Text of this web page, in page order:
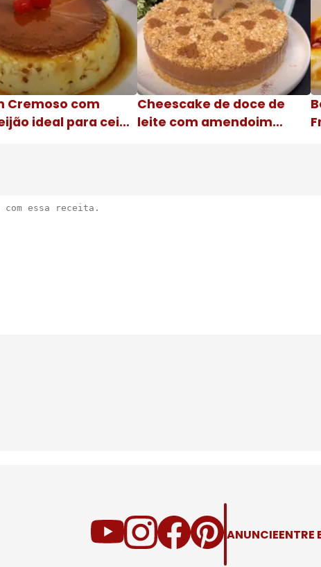
Cremoso com
ideal para ceia
Cheescake de doce de
leite com amendoim
ANUNCIEENTRE